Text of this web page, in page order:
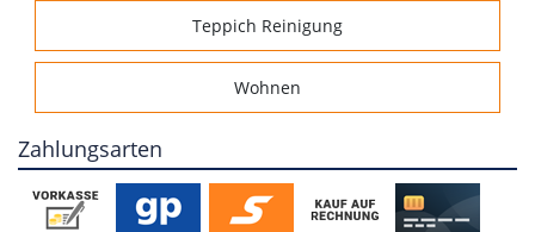
Teppich Reinigung
Wohnen
Zahlungsarten